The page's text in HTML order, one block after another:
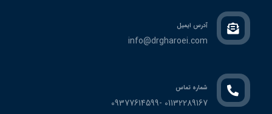
آدرس ایمیل
info@drgharoei.com
شماره تماس
01132289167 -09377614599